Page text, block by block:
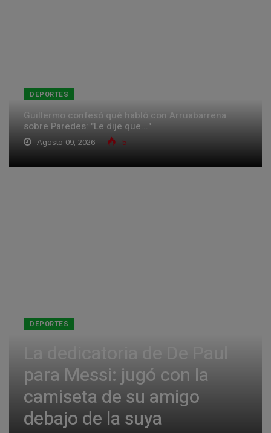
DEPORTES
Guillermo confesó qué habló con Arruabarrena
sobre Paredes: "Le dije que..."
Agosto 09, 2026 5
DEPORTES
La dedicatoria de De Paul
para Messi: jugó con la
camiseta de su amigo
debajo de la suya